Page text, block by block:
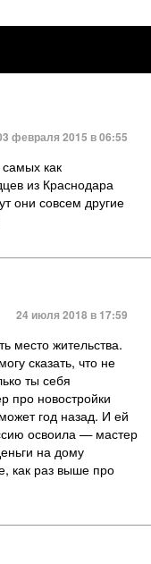
февраля 2015 в 06:55
как
из Краснодара
они совсем другие
24 июля 2018 в 17:59
место жительства.
сказать, что не
ты себя
про новостройки
год назад. И ей
освоила — мастер
на дому
как раз выше про